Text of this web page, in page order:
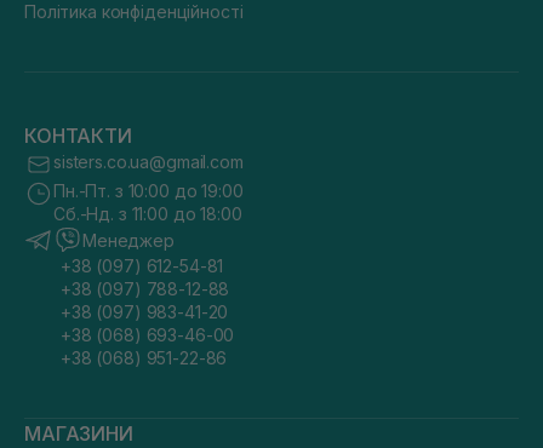
Політика конфіденційності
КОНТАКТИ
sisters.co.ua@gmail.com
Пн.-Пт. з 10:00 до 19:00
Сб.-Нд. з 11:00 до 18:00
Менеджер
+38 (097) 612-54-81
+38 (097) 788-12-88
+38 (097) 983-41-20
+38 (068) 693-46-00
+38 (068) 951-22-86
МАГАЗИНИ